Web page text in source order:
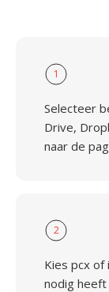
1
Selecteer
Drive,
naar de
2
Kies pcx of
nodig